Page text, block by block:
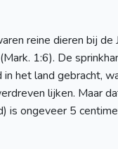
reine dieren bij
1:6). De
het land gebracht,
lijken. Maar
ongeveer 5